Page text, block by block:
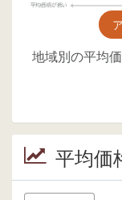
地域別の平均
平均価